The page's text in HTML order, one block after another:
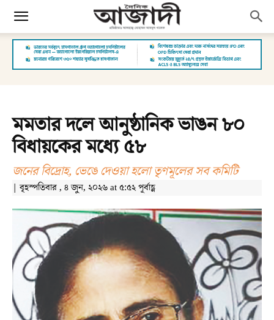
মমতার দলে আনুষ্ঠানিক ভাঙন ৮০
বিধায়কের মধ্যে ৫৮
জনের বিদ্রোহ, ভেঙে দেওয়া হলো তৃণমূলের সব কমিটি
| বৃহস্পতিবার , ৪ জুন, ২০২৬ at ৫:৫২ পূর্বাহ্ণ